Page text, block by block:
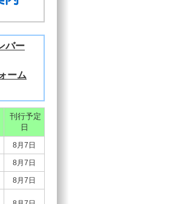
バー
ーム
刊行予定
日
8月7日
8月7日
8月7日